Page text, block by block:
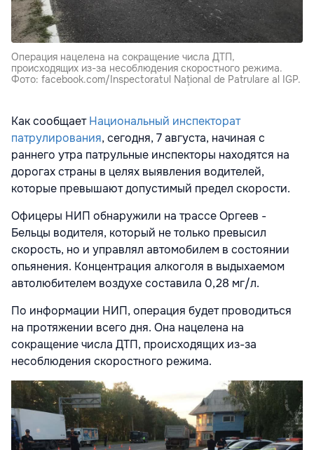
Операция нацелена на сокращение числа ДТП,
происходящих из-за несоблюдения скоростного режима.
Фото: facebook.com/Inspectoratul Național de Patrulare al IGP.
Как сообщаетНациональный инспекторат
патрулирования, сегодня, 7 августа, начиная с
раннего утра патрульные инспекторы находятся на
дорогах страны в целях выявления водителей,
которые превышают допустимый предел скорости.
Офицеры НИП обнаружили на трассе Оргеев -
Бельцы водителя, который не только превысил
скорость, но и управлял автомобилем в состоянии
опьянения. Концентрация алкоголя в выдыхаемом
автолюбителем воздухе составила 0,28 мг/л.
По информации НИП, операция будет проводиться
на протяжении всего дня. Она нацелена на
сокращение числа ДТП, происходящих из-за
несоблюдения скоростного режима.